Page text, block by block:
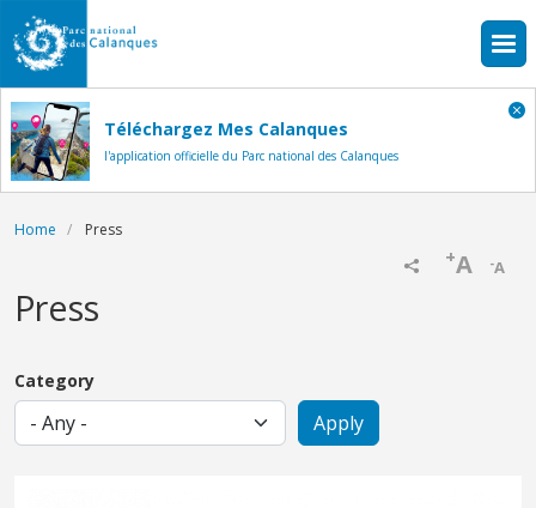
Skip to main content
Téléchargez Mes Calanques
l'application officielle du Parc national des Calanques
Breadcrumb
Home Press
-A
+A
Press
Category